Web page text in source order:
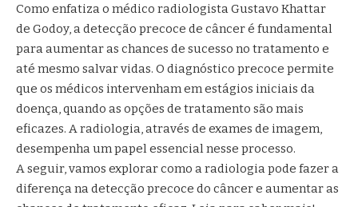
Como enfatiza o médico radiologista Gustavo Khattar
de Godoy, a detecção precoce de câncer é fundamental
para aumentar as chances de sucesso no tratamento e
até mesmo salvar vidas. O diagnóstico precoce permite
que os médicos intervenham em estágios iniciais da
doença, quando as opções de tratamento são mais
eficazes. A radiologia, através de exames de imagem,
desempenha um papel essencial nesse processo.
A seguir, vamos explorar como a radiologia pode fazer a
diferença na detecção precoce do câncer e aumentar as